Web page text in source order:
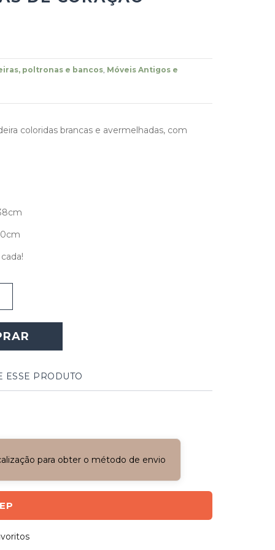
poltronas e bancos, Móveis Antigos e
coloridas brancas e avermelhadas, com
ESSE PRODUTO
para obter o método de envio